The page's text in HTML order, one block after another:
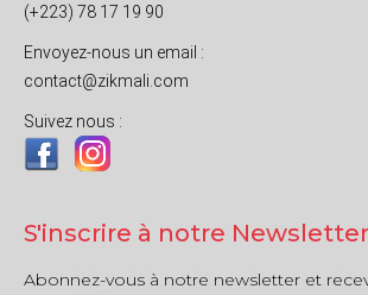
(+223) 78 17 19 90
Envoyez-nous un email :
contact@zikmali.com
Suivez nous :
S'inscrire à notre Newsletter
Abonnez-vous à notre newsletter et